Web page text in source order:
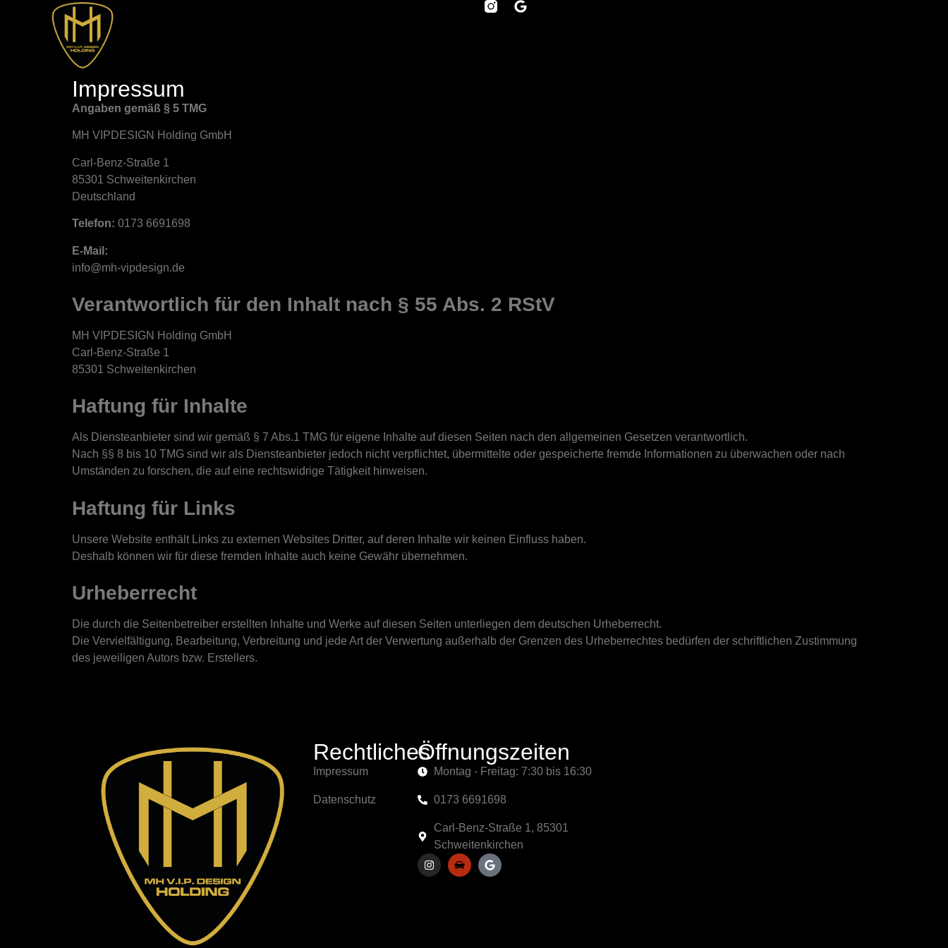
Impressum
Angaben gemäß § 5 TMG
MH VIPDESIGN Holding GmbH
Carl-Benz-Straße 1
85301 Schweitenkirchen
Deutschland
Telefon: 0173 6691698
E-Mail:
info@mh-vipdesign.de
Verantwortlich für den Inhalt nach § 55 Abs. 2 RStV
MH VIPDESIGN Holding GmbH
Carl-Benz-Straße 1
85301 Schweitenkirchen
Haftung für Inhalte
Als Diensteanbieter sind wir gemäß § 7 Abs.1 TMG für eigene Inhalte auf diesen Seiten nach den allgemeinen Gesetzen verantwortlich.
Nach §§ 8 bis 10 TMG sind wir als Diensteanbieter jedoch nicht verpflichtet, übermittelte oder gespeicherte fremde Informationen zu überwachen oder nach
Umständen zu forschen, die auf eine rechtswidrige Tätigkeit hinweisen.
Haftung für Links
Unsere Website enthält Links zu externen Websites Dritter, auf deren Inhalte wir keinen Einfluss haben.
Deshalb können wir für diese fremden Inhalte auch keine Gewähr übernehmen.
Urheberrecht
Die durch die Seitenbetreiber erstellten Inhalte und Werke auf diesen Seiten unterliegen dem deutschen Urheberrecht.
Die Vervielfältigung, Bearbeitung, Verbreitung und jede Art der Verwertung außerhalb der Grenzen des Urheberrechtes bedürfen der schriftlichen Zustimmung
des jeweiligen Autors bzw. Erstellers.
Rechtliches
Impressum
Datenschutz
Öffnungszeiten
Montag - Freitag: 7:30 bis 16:30
0173 6691698
Carl-Benz-Straße 1, 85301
Schweitenkirchen